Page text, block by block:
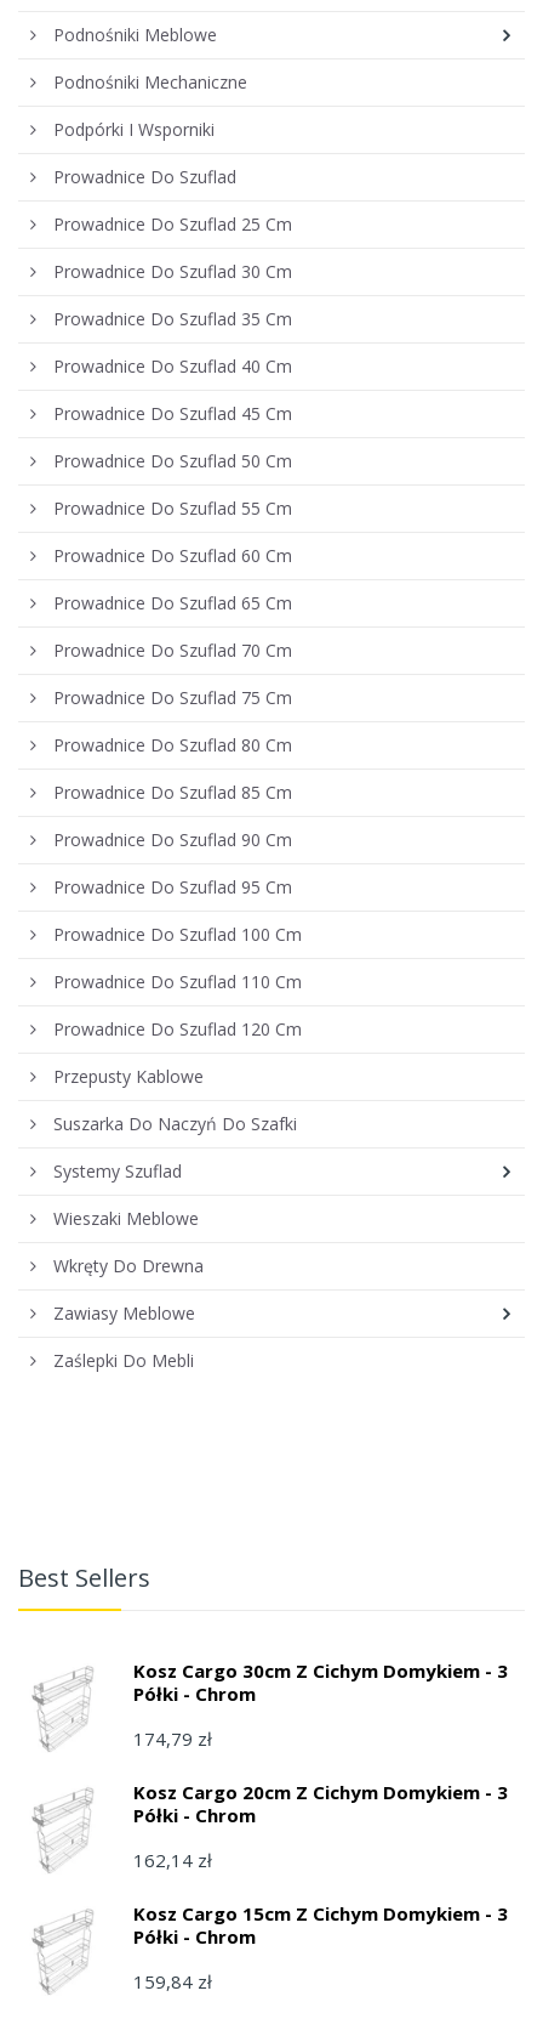
Podnośniki Meblowe
Podnośniki Mechaniczne
Podpórki I Wsporniki
Prowadnice Do Szuflad
Prowadnice Do Szuflad 25 Cm
Prowadnice Do Szuflad 30 Cm
Prowadnice Do Szuflad 35 Cm
Prowadnice Do Szuflad 40 Cm
Prowadnice Do Szuflad 45 Cm
Prowadnice Do Szuflad 50 Cm
Prowadnice Do Szuflad 55 Cm
Prowadnice Do Szuflad 60 Cm
Prowadnice Do Szuflad 65 Cm
Prowadnice Do Szuflad 70 Cm
Prowadnice Do Szuflad 75 Cm
Prowadnice Do Szuflad 80 Cm
Prowadnice Do Szuflad 85 Cm
Prowadnice Do Szuflad 90 Cm
Prowadnice Do Szuflad 95 Cm
Prowadnice Do Szuflad 100 Cm
Prowadnice Do Szuflad 110 Cm
Prowadnice Do Szuflad 120 Cm
Przepusty Kablowe
Suszarka Do Naczyń Do Szafki
Systemy Szuflad
Wieszaki Meblowe
Wkręty Do Drewna
Zawiasy Meblowe
Zaślepki Do Mebli
Best Sellers
Kosz Cargo 30cm Z Cichym Domykiem - 3
Półki - Chrom
174,79 zł
Kosz Cargo 20cm Z Cichym Domykiem - 3
Półki - Chrom
162,14 zł
Kosz Cargo 15cm Z Cichym Domykiem - 3
Półki - Chrom
159,84 zł